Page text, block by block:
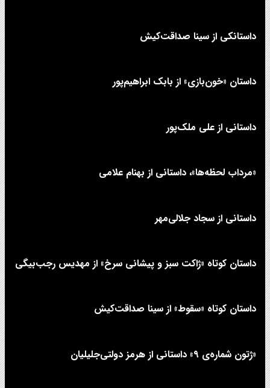
داستانکی از سینا صداقت‌کیش
داستان «خون‌بازی» از بابک ابراهیم‌پور
داستانی از علی‌ ملک‌پور
«مرداب لحظه‌ها»، داستانی از بهنام علامی
داستانی از سجاد جلالی‌مهر
داستان کوتاه «ژاکت سبز و پیشانی سرخ» از مهدیس رجب‌بیگی
داستان کوتاه «سقوط» از سینا صداقت‌کیش
«ژتون شماره‌ی ۹» داستانی از هرمز دولتی‌جلیلیان